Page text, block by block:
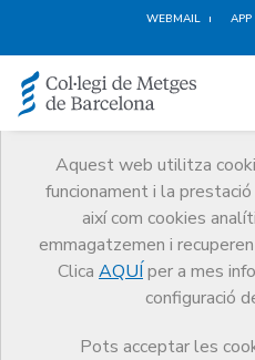
WEBMAIL
Aquest web utilitza
funcionament i la
així com cookies
emmagatzemen i
Clica AQUÍ per a mes
configuració
Pots acceptar les
Notícies
Comunicació
Notícies
Estan en crisi els models sanitaris
sessió íntegra